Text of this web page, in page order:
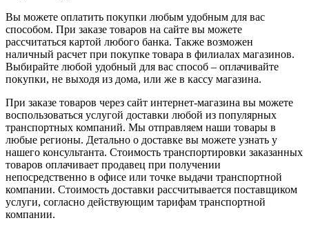
Вы можете оплатить покупки любым удобным для вас
способом. При заказе товаров на сайте вы можете
рассчитаться картой любого банка. Также возможен
наличный расчет при покупке товара в филиалах магазинов.
Выбирайте любой удобный для вас способ – оплачивайте
покупки, не выходя из дома, или же в кассу магазина.
При заказе товаров через сайт интернет-магазина вы можете
воспользоваться услугой доставки любой из популярных
транспортных компаний. Мы отправляем наши товары в
любые регионы. Детально о доставке вы можете узнать у
нашего консультанта. Стоимость транспортировки заказанных
товаров оплачивает продавец при получении
непосредственно в офисе или точке выдачи транспортной
компании. Стоимость доставки рассчитывается поставщиком
услуги, согласно действующим тарифам транспортной
компании.